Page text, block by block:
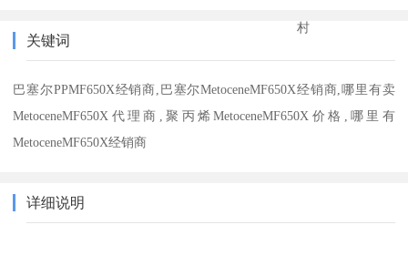
村
关键词
巴塞尔PPMF650X经销商,巴塞尔MetoceneMF650X经销商,哪里有卖
MetoceneMF650X代理商,聚丙烯MetoceneMF650X价格,哪里有
MetoceneMF650X经销商
详细说明